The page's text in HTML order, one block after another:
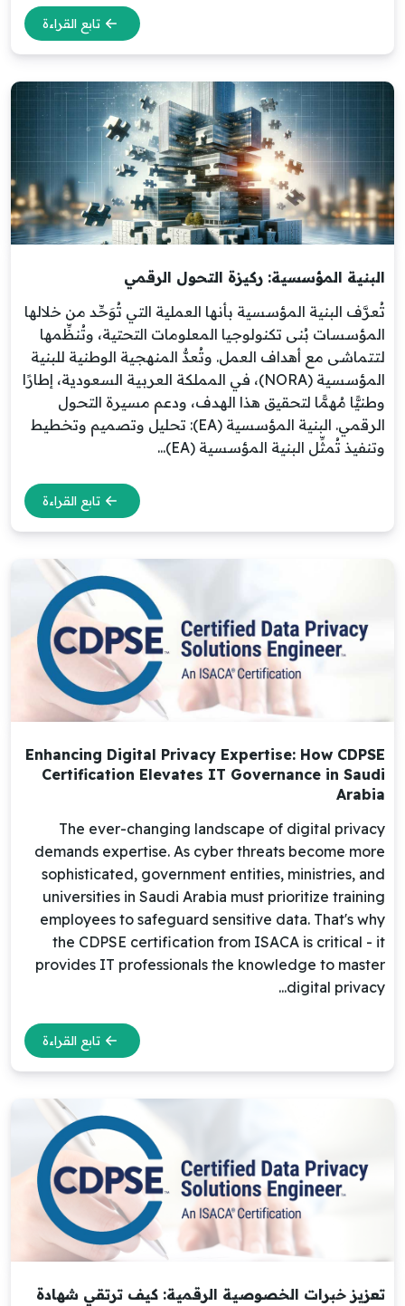
تابع القراءة
البنية المؤسسية: ركيزة التحول الرقمي
تُعرَّف البنية المؤسسية بأنها العملية التي تُوَحِّد من خلالها
المؤسسات بُنى تكنولوجيا المعلومات التحتية، وتُنظِّمها
لتتماشى مع أهداف العمل. وتُعدُّ المنهجية الوطنية للبنية
المؤسسية (NORA)، في المملكة العربية السعودية، إطارًا
وطنيًّا مُهمًّا لتحقيق هذا الهدف، ودعم مسيرة التحول
الرقمي. البنية المؤسسية (EA): تحليل وتصميم وتخطيط
وتنفيذ تُمثِّل البنية المؤسسية (EA)...
تابع القراءة
Enhancing Digital Privacy Expertise: How CDPSE
Certification Elevates IT Governance in Saudi
Arabia
The ever-changing landscape of digital privacy
demands expertise. As cyber threats become more
sophisticated, government entities, ministries, and
universities in Saudi Arabia must prioritize training
employees to safeguard sensitive data. That's why
the CDPSE certification from ISACA is critical - it
provides IT professionals the knowledge to master
digital privacy...
تابع القراءة
تعزيز خبرات الخصوصية الرقمية: كيف ترتقي شهادة